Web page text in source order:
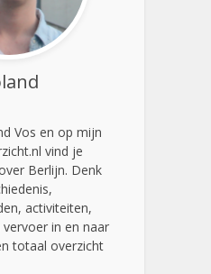
Vos en op mijn
vind je
Berlijn. Denk
activiteiten,
in en naar
totaal overzicht